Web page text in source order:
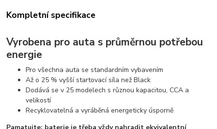
Kompletní specifikace
Vyrobena pro auta s průměrnou potřebou
energie
Pro všechna auta se standardním vybavením
Až o 25 % vyšší startovací síla než Black
Dodává se v 25 modelech s různou kapacitou, CCA a
velikostí
Recyklovatelná a vyráběná energeticky úsporně